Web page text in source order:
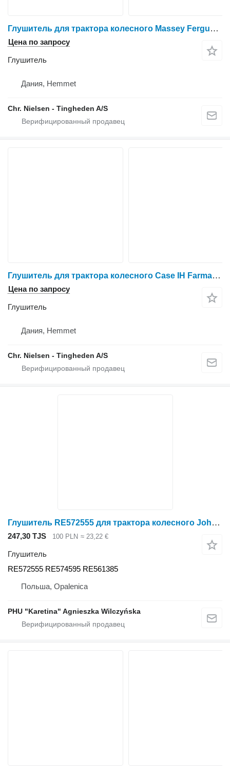
Глушитель для трактора колесного Massey Ferguson 3060
Цена по запросу
Глушитель
Дания, Hemmet
Chr. Nielsen - Tingheden A/S
Глушитель для трактора колесного Case IH Farmall 95A
Цена по запросу
Глушитель
Дания, Hemmet
Chr. Nielsen - Tingheden A/S
Глушитель RE572555 для трактора колесного John Deere 8345R
247,30 TJS 100 PLN ≈ 23,22 €
Глушитель
RE572555 RE574595 RE561385
Польша, Opalenica
PHU "Karetina" Agnieszka Wilczyńska